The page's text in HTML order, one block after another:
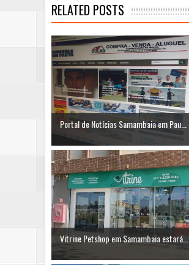
RELATED POSTS
Portal de Notícias Samambaia em Pau...
Vitrine Petshop em Samambaia estará...